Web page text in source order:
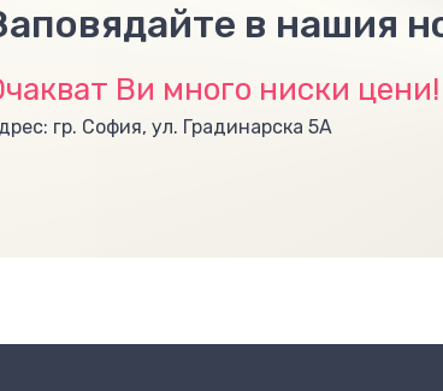
в нашия
Ви много ниски цени!
гр. София, ул. Градинарска 5А